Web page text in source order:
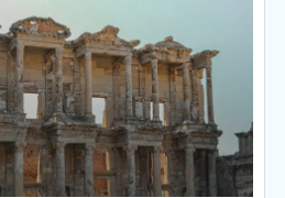
USD $1,350.00